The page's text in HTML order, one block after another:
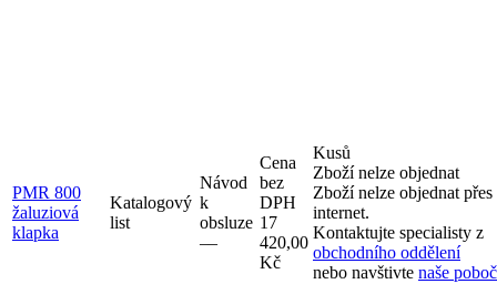
PMR 800
žaluziová
klapka
Katalogový
list
Návod
k
obsluze
–⁠–⁠
Cena
bez
DPH
17
420,00
Kč
Kusů
Zboží nelze objednat
Zboží nelze objednat přes
internet.
Kontaktujte specialisty z
obchodního oddělení
nebo navštivte naše